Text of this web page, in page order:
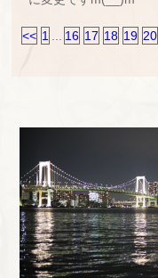
<< 1 16 17 18 19 20